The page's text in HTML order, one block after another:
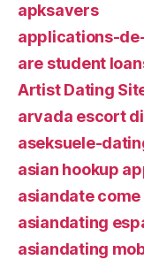
apksavers
applications-
are student
Artist Dating
arvada escort
aseksuele-
asian hookup
asiandate
asiandating
asiandating